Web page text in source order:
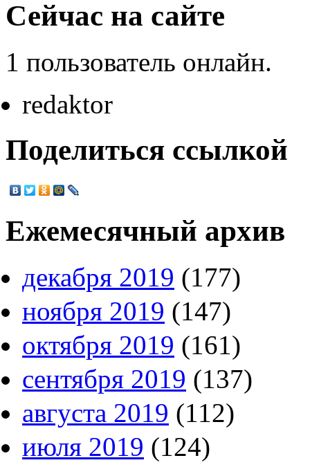
Сейчас на сайте
1 пользователь онлайн.
redaktor
Поделиться ссылкой
Ежемесячный архив
декабря 2019 (177)
ноября 2019 (147)
октября 2019 (161)
сентября 2019 (137)
августа 2019 (112)
июля 2019 (124)